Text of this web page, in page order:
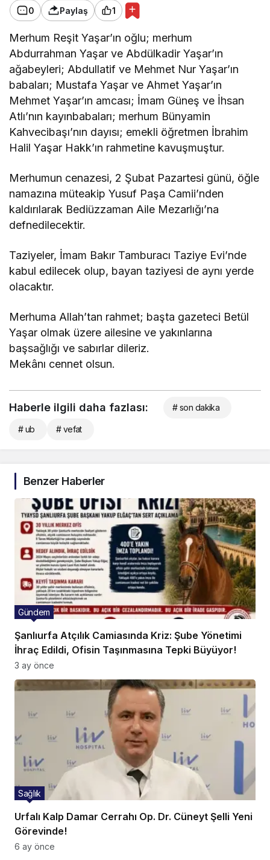
0 Paylaş 1
Merhum Reşit Yaşar’ın oğlu; merhum
Abdurrahman Yaşar ve Abdülkadir Yaşar’ın
ağabeyleri; Abdullatif ve Mehmet Nur Yaşar’ın
babaları; Mustafa Yaşar ve Ahmet Yaşar’ın
Mehmet Yaşar’ın amcası; İmam Güneş ve İhsan
Atlı’nın kayınbabaları; merhum Bünyamin
Kahvecibaşı’nın dayısı; emekli öğretmen İbrahim
Halil Yaşar Hakk’ın rahmetine kavuşmuştur.
Merhumun cenazesi, 2 Şubat Pazartesi günü, öğle
namazına müteakip Yusuf Paşa Camii’nden
kaldırılarak Bediüzzaman Aile Mezarlığı’na
defnedilecektir.
Taziyeler, İmam Bakır Tamburacı Taziye Evi’nde
kabul edilecek olup, bayan taziyesi de aynı yerde
olacaktır.
Merhuma Allah’tan rahmet; başta gazeteci Betül
Yaşar olmak üzere ailesine ve yakınlarına
başsağlığı ve sabırlar dileriz.
Mekânı cennet olsun.
Haberle ilgili daha fazlası: # son dakika
# ub # vefat
Benzer Haberler
Şanlıurfa Atçılık Camiasında Kriz: Şube Yönetimi
İhraç Edildi, Ofisin Taşınmasına Tepki Büyüyor!
Gündem
3 ay önce
Urfalı Kalp Damar Cerrahı Op. Dr. Cüneyt Şelli Yeni
Görevinde!
Sağlık
6 ay önce